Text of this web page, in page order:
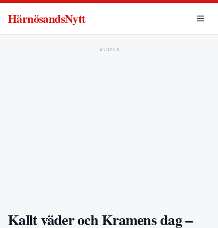
HärnösandsNytt
ANNONS
Kallt väder och Kramens dag –